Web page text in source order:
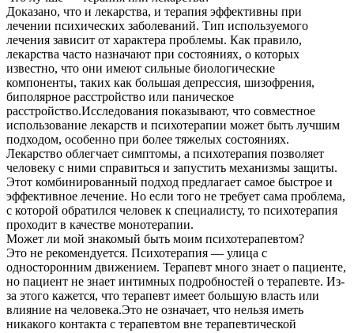
Доказано, что и лекарства, и терапия эффективны при
лечении психических заболеваний. Тип используемого
лечения зависит от характера проблемы. Как правило,
лекарства часто назначают при состояниях, о которых
известно, что они имеют сильные биологические
компоненты, таких как большая депрессия, шизофрения,
биполярное расстройство или паническое
расстройство.Исследования показывают, что совместное
использование лекарств и психотерапии может быть лучшим
подходом, особенно при более тяжелых состояниях.
Лекарство облегчает симптомы, а психотерапия позволяет
человеку с ними справиться и запустить механизмы защиты.
Этот комбинированный подход предлагает самое быстрое и
эффективное лечение. Но если того не требует сама проблема,
с которой обратился человек к специалисту, то психотерапия
проходит в качестве монотерапии.
Может ли мой знакомый быть моим психотерапевтом?
Это не рекомендуется. Психотерапия — улица с
односторонним движением. Терапевт много знает о пациенте,
но пациент не знает интимных подробностей о терапевте. Из-
за этого кажется, что терапевт имеет большую власть или
влияние на человека.Это не означает, что нельзя иметь
никакого контакта с терапевтом вне терапевтической